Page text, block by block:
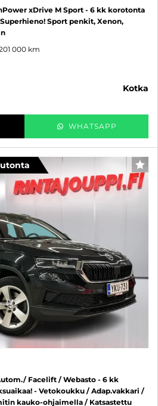
xDrive M Sport - 6 kk korotonta
Sport penkit, Xenon,
000 km
kotka
WHATSAPP
Facelift / Webasto - 6 kk
- Vetokoukku / Adap.vakkari /
kauko-ohjaimella / Katsastettu